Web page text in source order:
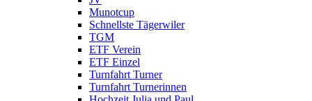
Munotcup
Schnellste Tägerwiler
TGM
ETF Verein
ETF Einzel
Turnfahrt Turner
Turnfahrt Turnerinnen